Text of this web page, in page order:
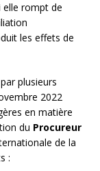
elle rompt de
les effets de
plusieurs
2022
en matière
du Procureur
de la
: